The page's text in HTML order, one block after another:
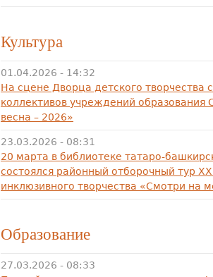
Культура
01.04.2026 - 14:32
На сцене Дворца детского творчества
коллективов учреждений образования
весна – 2026»
23.03.2026 - 08:31
20 марта в библиотеке татаро-
состоялся районный отборочный тур
инклюзивного творчества «Смотри на
Образование
27.03.2026 - 08:33